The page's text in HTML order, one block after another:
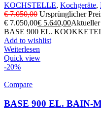
KOCHSTELLE, Kochgeräte,
€7.050,00 Ursprünglicher
€ 7.050,00€ 5.640,00Aktueller
BASE 900 EL.
Add to wishlist
Weiterlesen
Quick view
-20%
Compare
BASE 900 EL. BAIN-